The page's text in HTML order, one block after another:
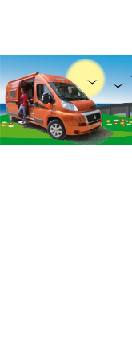
Fourgon-
Forum de conseils et
aménagés, vans et de